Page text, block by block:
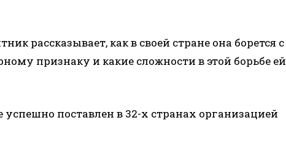
рассказывает, как в своей стране она борется с
признаку и какие сложности в этой борьбе ей
поставлен в 32-х странах организацией